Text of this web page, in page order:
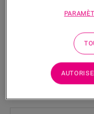
Combinable avec des